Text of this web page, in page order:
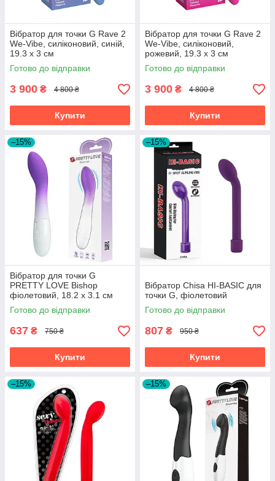
Вібратор для точки G Rave 2
We-Vibe, силіконовий, синій,
19.3 х 3 см
Готово до відправки
3 900 ₴ 4 800 ₴
Купити
Вібратор для точки G Rave 2
We-Vibe, силіконовий,
рожевий, 19.3 х 3 см
Готово до відправки
3 900 ₴ 4 800 ₴
Купити
–15%
Вібратор для точки G
PRETTY LOVE Bishop
фіолетовий, 18.2 х 3.1 см
Готово до відправки
637 ₴ 750 ₴
Купити
–15%
Вібратор Chisa HI-BASIC для
точки G, фіолетовий
Готово до відправки
807 ₴ 950 ₴
Купити
–15% –15%